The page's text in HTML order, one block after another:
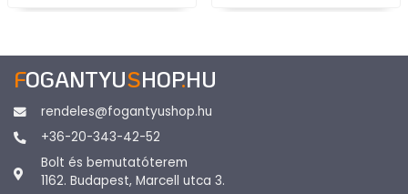
FOGANTYUSHOP.HU
rendeles@fogantyushop.hu
+36-20-343-42-52
Bolt és bemutatóterem
1162. Budapest, Marcell utca 3.